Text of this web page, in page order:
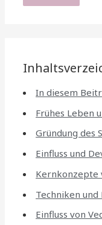
In diesem
Frühes Leben
Gründung des
Einfluss und
Kernkonzepte
Techniken
Einfluss von